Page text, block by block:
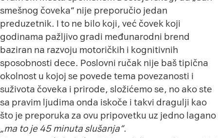
smešnog čoveka“ nije preporučio jedan
preduzetnik. I to ne bilo koji, već čovek koji
godinama pažljivo gradi međunarodni brend
baziran na razvoju motoričkih i kognitivnih
sposobnosti dece. Poslovni ručak nije baš tipična
okolnost u kojoj se povede tema povezanosti i
suživota čoveka i prirode, složićemo se, no ako ste
sa pravim ljudima onda iskoče i takvi dragulji kao
što je preporuka za ovu pripovetku uz jedno lagano
„ma to je 45 minuta slušanja“.